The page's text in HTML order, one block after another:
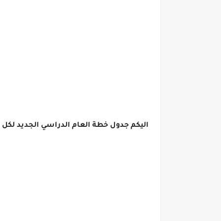
اليكم جدول خطة العام الدراسي الجديد